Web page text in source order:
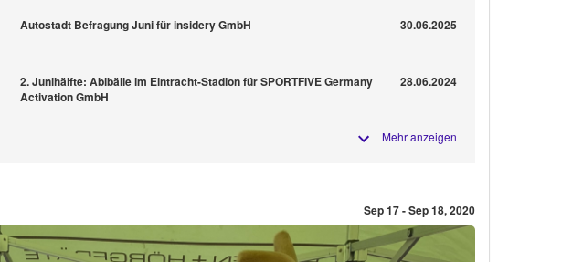
Autostadt Befragung Juni für insidery GmbH 30.06.2025
2. Junihälfte: Abibälle im Eintracht-Stadion für SPORTFIVE Germany
Activation GmbH
28.06.2024
Mehr anzeigen
Sep 17 - Sep 18, 2020